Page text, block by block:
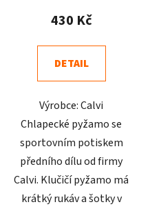
produktu
5,0
z
hvězdiček.
430 Kč
DETAIL
Výrobce: Calvi
Chlapecké pyžamo se
sportovním potiskem
předního dílu od firmy
Calvi. Klučičí pyžamo má
krátký rukáv a šotky v